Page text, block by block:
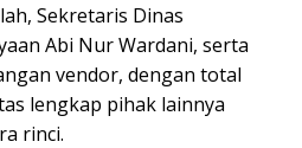
Sekretaris Dinas
Abi Nur Wardani, serta
vendor, dengan total
lengkap pihak lainnya
rinci.